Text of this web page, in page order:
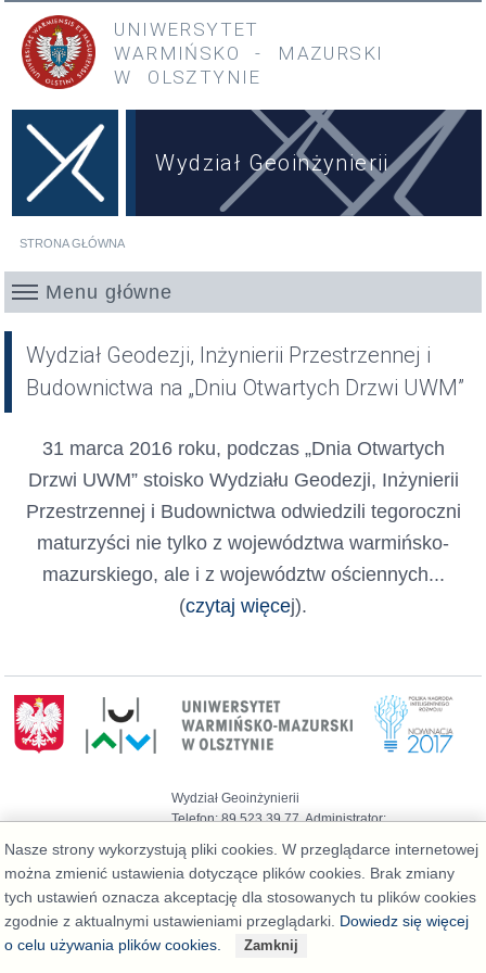
Przejdź do treści
Przejdź do menu głównego
UNIWERSYTET
WARMIŃSKO
- MAZURSKI
W OLSZTYNIE
Wydział Geoinżynierii
STRONA GŁÓWNA
Menu główne
Wydział Geodezji, Inżynierii Przestrzennej i
Budownictwa na „Dniu Otwartych Drzwi UWM”
31 marca 2016 roku, podczas „Dnia Otwartych
Drzwi UWM” stoisko Wydziału Geodezji, Inżynierii
Przestrzennej i Budownictwa odwiedzili tegoroczni
maturzyści nie tylko z województwa warmińsko-
mazurskiego, ale i z województw ościennych...
(czytaj więcej).
Wydział Geoinżynierii
Telefon: 89 523 39 77, Administrator:
cookies
Deklaracja dostępności
Nasze strony wykorzystują pliki cookies. W przeglądarce internetowej
można zmienić ustawienia dotyczące plików cookies. Brak zmiany
tych ustawień oznacza akceptację dla stosowanych tu plików cookies
zgodnie z aktualnymi ustawieniami przeglądarki. Dowiedz się więcej
o celu używania plików cookies.